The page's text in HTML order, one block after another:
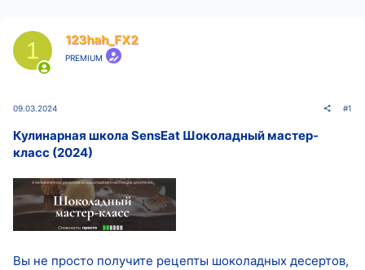
а
1 123hah_FX2
PREMIUM
09.03.2024 #1
Кулинарная школа SensЕat Шоколадный мастер-
класс (2024)
Вы не просто получите рецепты шоколадных десертов,